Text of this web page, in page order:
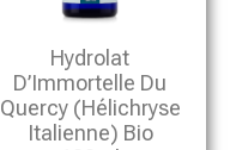
Hydrolat
D’Immortelle Du
Quercy (Hélichryse
Italienne) Bio